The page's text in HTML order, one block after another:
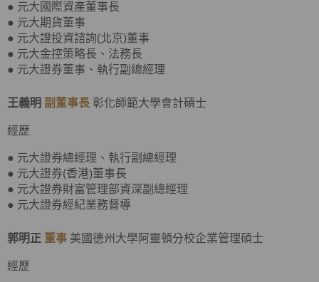
● 元大國際資產董事長
● 元大期貨董事
● 元大證投資諮詢(北京)董事
● 元大金控策略長、法務長
● 元大證券董事、執行副總經理
王義明 副董事長 彰化師範大學會計碩士
經歷
● 元大證券總經理、執行副總經理
● 元大證券(香港)董事長
● 元大證券財富管理部資深副總經理
● 元大證券經紀業務督導
郭明正 董事 美國德州大學阿靈頓分校企業管理碩士
經歷